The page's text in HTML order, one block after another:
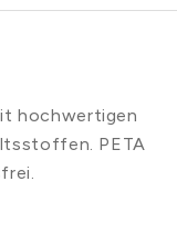
hochwertigen
PETA